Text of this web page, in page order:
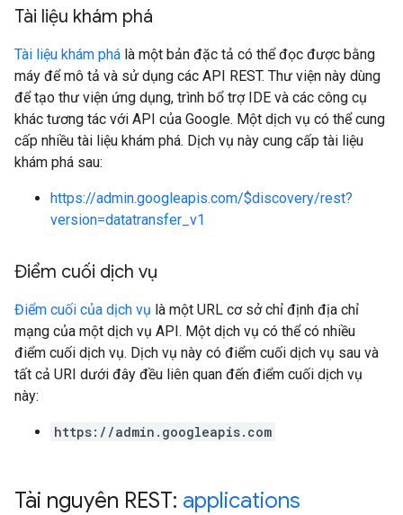
Tài liệu khám phá
Tài liệu khám phá là một bản đặc tả có thể đọc được bằng
máy để mô tả và sử dụng các API REST. Thư viện này dùng
để tạo thư viện ứng dụng, trình bổ trợ IDE và các công cụ
khác tương tác với API của Google. Một dịch vụ có thể cung
cấp nhiều tài liệu khám phá. Dịch vụ này cung cấp tài liệu
khám phá sau:
https://admin.googleapis.com/$discovery/rest?
version=datatransfer_v1
Điểm cuối dịch vụ
Điểm cuối của dịch vụ là một URL cơ sở chỉ định địa chỉ
mạng của một dịch vụ API. Một dịch vụ có thể có nhiều
điểm cuối dịch vụ. Dịch vụ này có điểm cuối dịch vụ sau và
tất cả URI dưới đây đều liên quan đến điểm cuối dịch vụ
này:
https://admin.googleapis.com
Tài nguyên REST: applications